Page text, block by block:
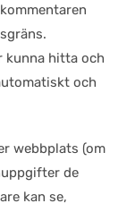
kunna hitta och
och
webbplats (om
de
kan se,